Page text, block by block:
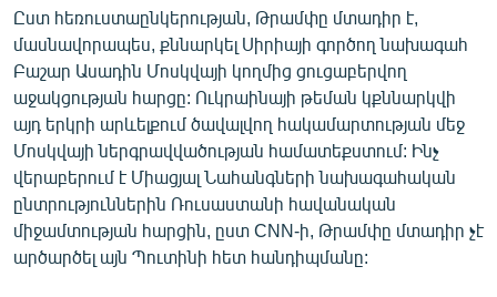
Հայերեն
English
Русский
ՀԵՏԵՎԵՔ ՄԵԶ
Ըստ հեռուստաընկերության, Թրամփը մտադիր է,
մասնավորապես, քննարկել Սիրիայի գործող նախագահ
Բաշար Ասադին Մոսկվայի կողմից ցուցաբերվող
աջակցության հարցը: Ուկրաինայի թեման կքննարկվի
այդ երկրի արևելքում ծավալվող հակամարտության մեջ
Մոսկվայի ներգրավվածության համատեքստում: Ինչ
վերաբերում է Միացյալ Նահանգների նախագահական
ընտրություններին Ռուսաստանի հավանական
միջամտության հարցին, ըստ CNN-ի, Թրամփը մտադիր չէ
արծարծել այն Պուտինի հետ հանդիպմանը: